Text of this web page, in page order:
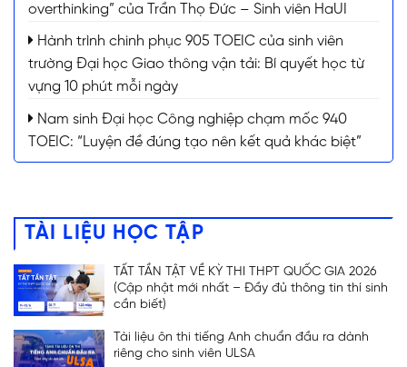
overthinking” của Trần Thọ Đức – Sinh viên HaUI
Hành trình chinh phục 905 TOEIC của sinh viên
trường Đại học Giao thông vận tải: Bí quyết học từ
vựng 10 phút mỗi ngày
Nam sinh Đại học Công nghiệp chạm mốc 940
TOEIC: “Luyện đề đúng tạo nên kết quả khác biệt”
TÀI LIỆU HỌC TẬP
TẤT TẦN TẬT VỀ KỲ THI THPT QUỐC GIA 2026
(Cập nhật mới nhất – Đầy đủ thông tin thí sinh
cần biết)
Tài liệu ôn thi tiếng Anh chuẩn đầu ra dành
riêng cho sinh viên ULSA